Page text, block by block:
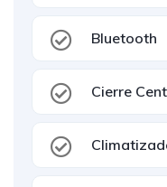
Bluetooth
Cierre